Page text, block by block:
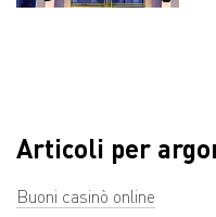
Articoli per
Buoni casinò online